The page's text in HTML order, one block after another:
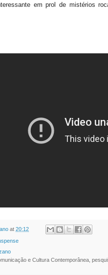
em prol de mistérios
at 20:12
e Cultura Contemporânea,